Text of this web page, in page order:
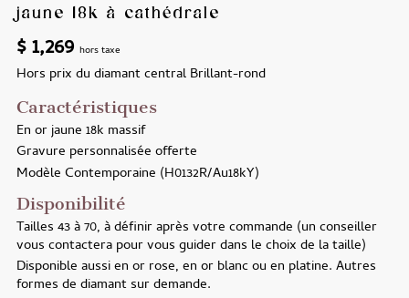
jaune 18k à cathédrale
$1,269 hors taxe
Hors prix du diamant central Brillant-rond
Caractéristiques
En or jaune 18k massif
Gravure personnalisée offerte
Modèle Contemporaine (H0132R/Au18kY)
Disponibilité
Tailles 43 à 70, à définir après votre commande (un conseiller
vous contactera pour vous guider dans le choix de la taille)
Disponible aussien or rose, en or blanc ou en platine. Autres
formes de diamant sur demande.